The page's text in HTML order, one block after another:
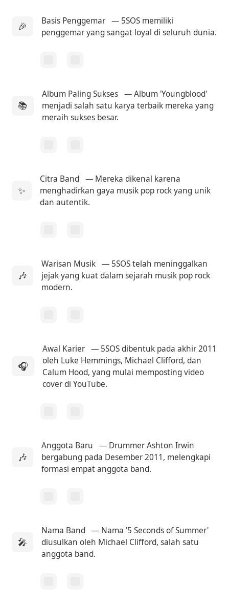
🎉 Basis Penggemar — 5SOS memiliki
penggemar yang sangat loyal di seluruh dunia.
📚
Album Paling Sukses — Album 'Youngblood'
menjadi salah satu karya terbaik mereka yang
meraih sukses besar.
✨
Citra Band — Mereka dikenal karena
menghadirkan gaya musik pop rock yang unik
dan autentik.
🎶
Warisan Musik — 5SOS telah meninggalkan
jejak yang kuat dalam sejarah musik pop rock
modern.
🎧
Awal Karier — 5SOS dibentuk pada akhir 2011
oleh Luke Hemmings, Michael Clifford, dan
Calum Hood, yang mulai memposting video
cover di YouTube.
🎶
Anggota Baru
— Drummer Ashton Irwin
bergabung pada Desember 2011, melengkapi
formasi empat anggota band.
🎤
Nama Band — Nama '5 Seconds of Summer'
diusulkan oleh Michael Clifford, salah satu
anggota band.